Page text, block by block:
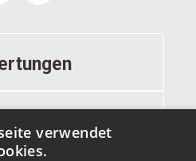
verwendet